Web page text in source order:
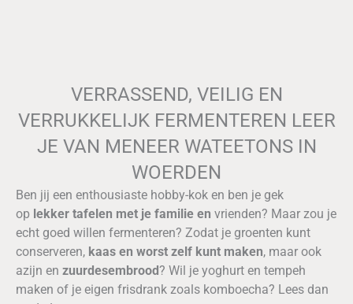
VERRASSEND, VEILIG EN
VERRUKKELIJK FERMENTEREN LEER
JE VAN MENEER WATEETONS IN
WOERDEN
Ben jij een enthousiaste hobby-kok en ben je gek
op lekker tafelen met je familie en vrienden? Maar zou je
echt goed willen fermenteren? Zodat je groenten kunt
conserveren, kaas en worst zelf kunt maken, maar ook
azijn en zuurdesembrood? Wil je yoghurt en tempeh
maken of je eigen frisdrank zoals komboecha? Lees dan